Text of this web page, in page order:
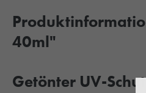
40ml"
Getönter UV-